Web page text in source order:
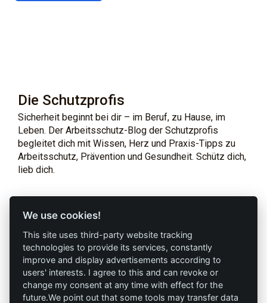
Die Schutzprofis
Sicherheit beginnt bei dir – im Beruf, zu Hause, im
Leben. Der Arbeitsschutz-Blog der Schutzprofis
begleitet dich mit Wissen, Herz und Praxis-Tipps zu
Arbeitsschutz, Prävention und Gesundheit. Schütz dich,
lieb dich.
Profi-Marken
AAV Arbeitsschutz
GmbH
Allprotec® Just work
safe
Marketing
AGB`s
Datenschutz
We use cookies!
This site uses third-party website tracking
technologies to provide its services, constantly
improve and display advertisements according to
users' interests. I agree to this and can revoke or
change my consent at any time with effect for the
future.We point out that some tools may transfer data